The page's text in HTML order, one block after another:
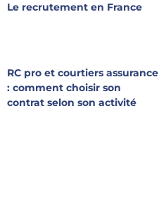
Le recrutement en France
RC pro et courtiers assurance
: comment choisir son
contrat selon son activité